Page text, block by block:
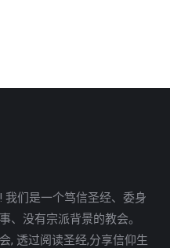
们是一个笃信圣经、委身
、没有宗派背景的教会。
, 透过阅读圣经,分享信仰生